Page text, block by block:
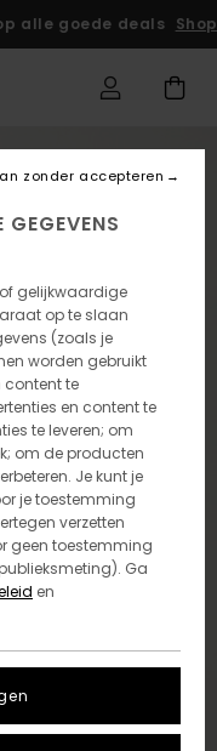
alle goede deals
gelijkwaardige
op te slaan
(zoals je
worden gebruikt
content te
en content te
te leveren; om
om de producten
Je kunt je
je toestemming
verzetten
geen toestemming
Ga
en
zonder accepteren